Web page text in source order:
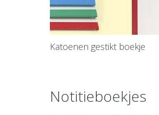
Katoenen gestikt boekje
Notitieboekjes